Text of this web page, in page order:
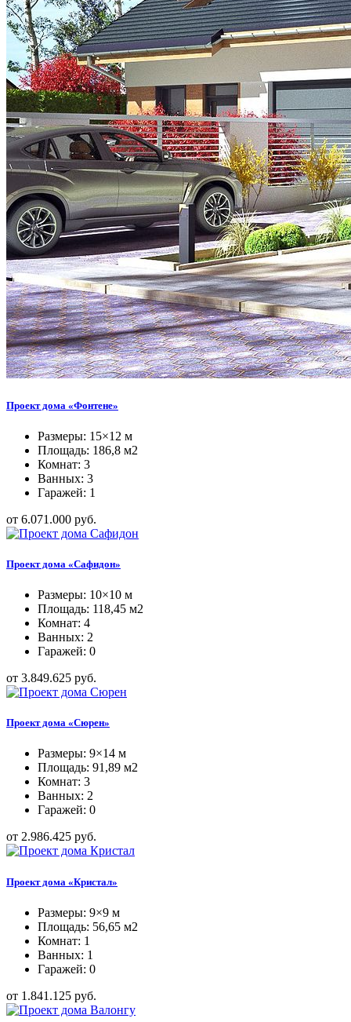
Проект дома «Фонтене»
Размеры: 15×12 м
Площадь: 186,8 м2
Комнат: 3
Ванных: 3
Гаражей: 1
от 6.071.000 руб.
Проект дома «Сафидон»
Размеры: 10×10 м
Площадь: 118,45 м2
Комнат: 4
Ванных: 2
Гаражей: 0
от 3.849.625 руб.
Проект дома «Сюрен»
Размеры: 9×14 м
Площадь: 91,89 м2
Комнат: 3
Ванных: 2
Гаражей: 0
от 2.986.425 руб.
Проект дома «Кристал»
Размеры: 9×9 м
Площадь: 56,65 м2
Комнат: 1
Ванных: 1
Гаражей: 0
от 1.841.125 руб.